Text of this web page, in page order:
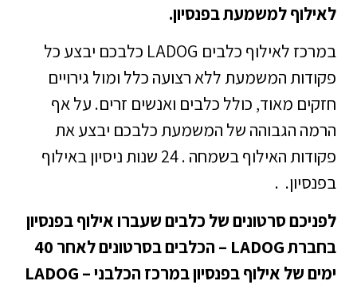
לאילוף למשמעת בפנסיון.
במרכז לאילוף כלבים LADOG כלבכם יבצע כל
פקודות המשמעת ללא רצועה כלל ומול גירויים
חזקים מאוד, כולל כלבים ואנשים זרים. על אף
הרמה הגבוהה של המשמעת כלבכם יבצע את
פקודות האילוף בשמחה . 24 שנות ניסיון באילוף
בפנסיון. .
לפניכם סרטונים של כלבים שעברו אילוף בפנסיון
בחברת LADOG – הכלבים בסרטונים לאחר 40
ימים של אילוף בפנסיון במרכז הכלבני – LADOG